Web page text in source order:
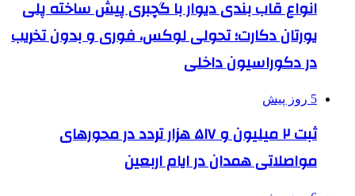
انواع قاب بندی دیوار با گچبری پیش ساخته پلی
یورتان دکارت؛ تحولی لوکس، فوری و بدون تخریب
در دکوراسیون داخلی
5 روز پیش
ثبت ۲ میلیون و ۵۱۷ هزار تردد در محورهای
مواصلاتی همدان در ایام اربعین